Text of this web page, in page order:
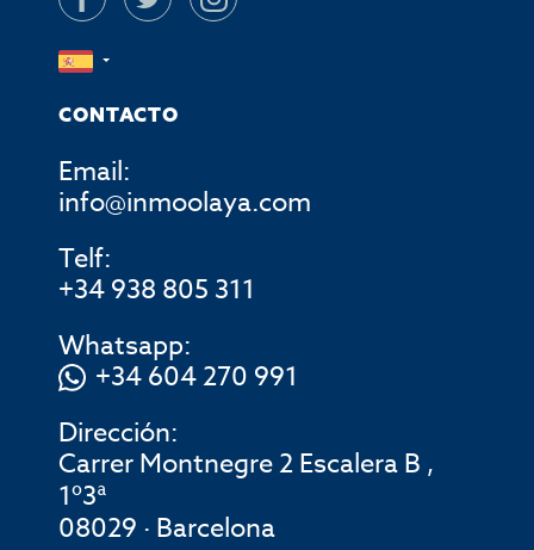
CONTACTO
Email:
info@inmoolaya.com
Telf:
+34 938 805 311
Whatsapp:
+34 604 270 991
Dirección:
Carrer Montnegre 2 Escalera B ,
1º3ª
08029 · Barcelona